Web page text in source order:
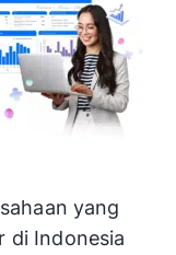
yang
di Indonesia